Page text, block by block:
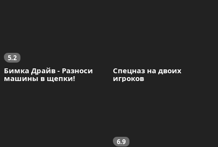
5.2
Бимка Драйв - Разноси
машины в щепки!
Спецназ на двоих
игроков
6.9